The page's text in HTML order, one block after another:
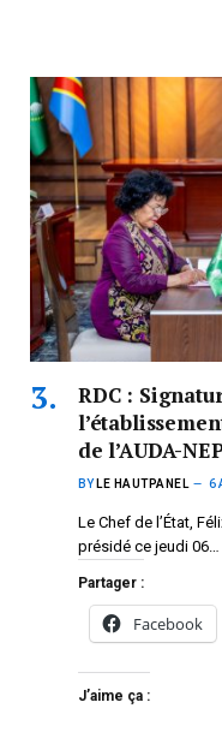
RDC :
de l’AUDA-
BY LE HAUTPANEL 6
Le Chef de l’État,
présidé ce jeudi 06…
Partager :
Facebook
J’aime ça :